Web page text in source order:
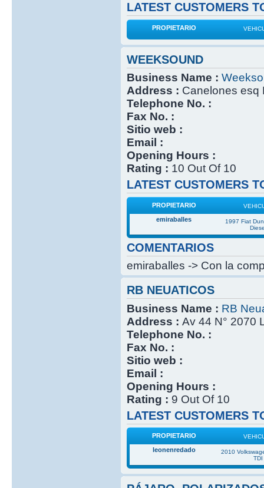
LATEST CUSTOMERS
PROPIETARIO
WEEKSOUND
Business Name :
Address : Canelones esq
Telephone No. :
Fax No. :
Sitio web :
Email :
Opening Hours :
Rating : 10 Out Of 10
LATEST CUSTOMERS
PROPIETARIO
emiraballes
1997 Fiat
COMENTARIOS
emiraballes -> Con la
RB NEUATICOS
Business Name : RB
Address : Av 44 N° 2070
Telephone No. :
Fax No. :
Sitio web :
Email :
Opening Hours :
Rating : 9 Out Of 10
LATEST CUSTOMERS
PROPIETARIO
leonenredado
2010
TDI